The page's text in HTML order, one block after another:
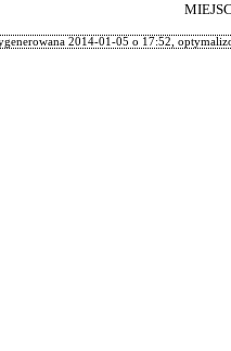
2014-01-05 o 17:52,